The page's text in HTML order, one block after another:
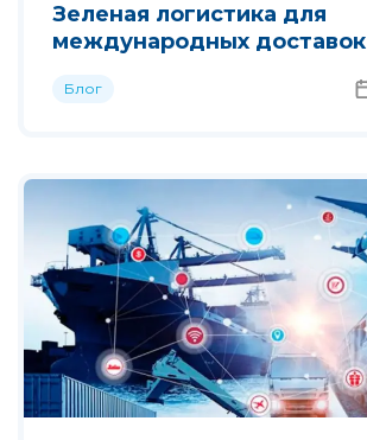
Зеленая логистика для
международных доставок
Блог